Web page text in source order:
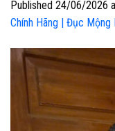
Published 24/06/2026
Chính Hãng | Đục Mộng